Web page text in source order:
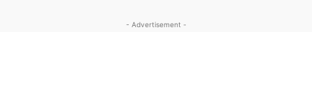
- Advertisement -